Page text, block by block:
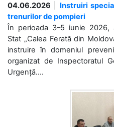
04.06.2026
Instruiri
trenurilor de pompieri
În perioada 3–5 iunie 2026,
Stat „Calea Ferată din
instruire în domeniul
organizat de Inspectoratul
Urgență....